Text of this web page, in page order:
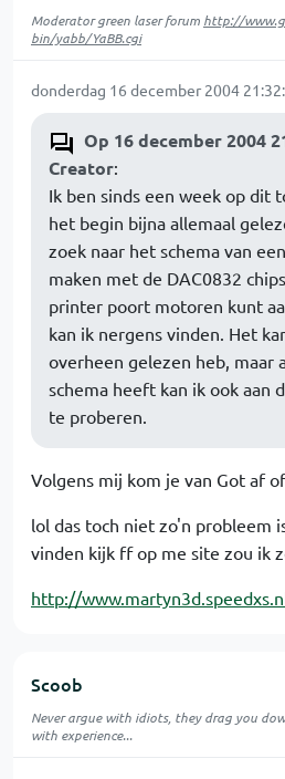
Moderator green laser forum http://
bin/yabb/YaBB.cgi
donderdag 16 december 2004
Op 16 december 2004
Creator:
Ik ben sinds een week op dit
het begin bijna allemaal
zoek naar het schema van
maken met de DAC0832
printer poort motoren kunt
kan ik nergens vinden. Het
overheen gelezen heb, maar
schema heeft kan ik ook aan
te proberen.
Volgens mij kom je van Got af
lol das toch niet zo'n probleem
vinden kijk ff op me site zou ik
http://
Scoob
Never argue with idiots, they drag you
with experience...